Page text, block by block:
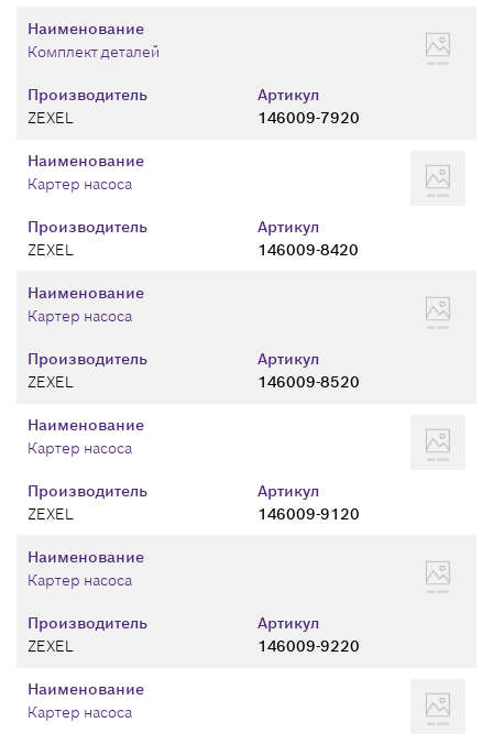
Производитель
ZEXEL
Артикул
146009-7920
Наименование
Комплект деталей
Производитель
ZEXEL
Артикул
146009-8420
Наименование
Картер насоса
Производитель
ZEXEL
Артикул
146009-8520
Наименование
Картер насоса
Производитель
ZEXEL
Артикул
146009-9120
Наименование
Картер насоса
Производитель
ZEXEL
Артикул
146009-9220
Наименование
Картер насоса
Наименование
Картер насоса